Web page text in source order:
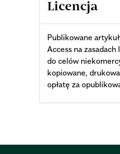
Licencja
Publikowane
Access na zasadach
do celów
kopiowane,
opłatę za